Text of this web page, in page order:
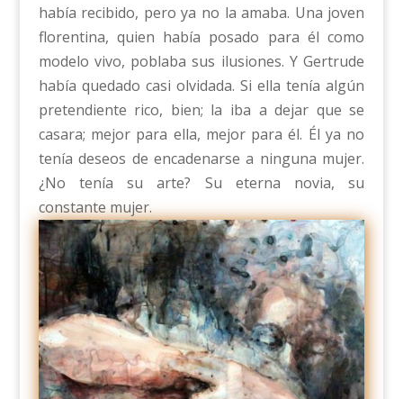
había recibido, pero ya no la amaba. Una joven
florentina, quien había posado para él como
modelo vivo, poblaba sus ilusiones. Y Gertrude
había quedado casi olvidada. Si ella tenía algún
pretendiente rico, bien; la iba a dejar que se
casara; mejor para ella, mejor para él. Él ya no
tenía deseos de encadenarse a ninguna mujer.
¿No tenía su arte? Su eterna novia, su
constante mujer.